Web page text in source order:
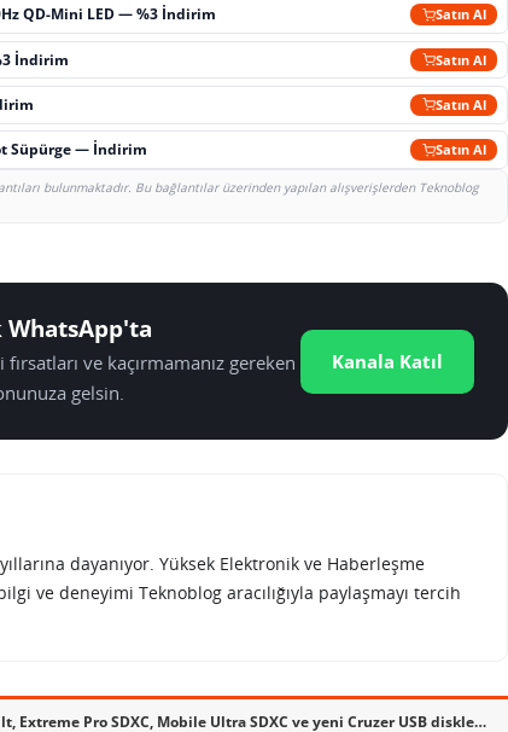
QD-Mini LED — %3 İndirim Satın Al
İndirim Satın Al
Satın Al
Süpürge — İndirim Satın Al
bulunmaktadır. Bu bağlantılar üzerinden yapılan alışverişlerden Teknoblog
WhatsApp'ta
ve kaçırmamanız gereken
gelsin.
Kanala Katıl
dayanıyor. Yüksek Elektronik ve Haberleşme
ve deneyimi Teknoblog aracılığıyla paylaşmayı tercih
SanDisk Memory Vault, Extreme Pro SDXC, Mobile Ultra SDXC ve yeni Cruzer USB disklerinin Türkiye lansmanı yapıldı – Video